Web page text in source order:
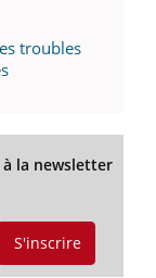
troubles
la newsletter
S'inscrire